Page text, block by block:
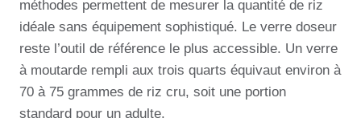
méthodes permettent de mesurer la quantité de riz
idéale sans équipement sophistiqué. Le verre doseur
reste l’outil de référence le plus accessible. Un verre
à moutarde rempli aux trois quarts équivaut environ à
70 à 75 grammes de riz cru, soit une portion
standard pour un adulte.